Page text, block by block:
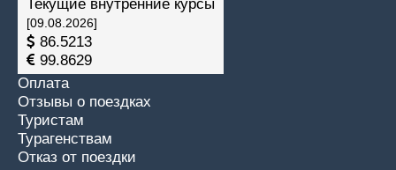
Текущие внутренние курсы
[09.08.2026]
86.5213
99.8629
Оплата
Отзывы о поездках
Туристам
Турагенствам
Отказ от поездки